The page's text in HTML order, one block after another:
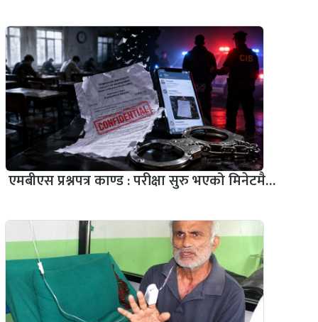
एमबीएस प्रश्नपत्र काण्ड : परीक्षा सुरु भएको मिनेटमै…